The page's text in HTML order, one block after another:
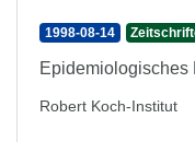
1998-08-14
Epidemiologisches
Robert Koch-Institut